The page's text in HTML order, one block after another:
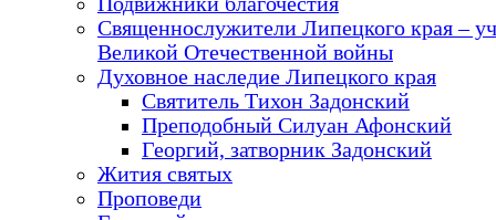
Священнослужители Липецкого края –
Великой Отечественной войны
Духовное наследие Липецкого края
Святитель Тихон Задонский
Преподобный Силуан Афонский
Георгий, затворник Задонский
Жития святых
Проповеди